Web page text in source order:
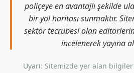
poliçeye en avantajlı şekilde
bir yol haritası sunmaktır.
sektör tecrübesi olan
incelenerek yayına
Uyarı: Sitemizde yer alan